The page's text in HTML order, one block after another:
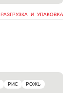
РАЗГРУЗКА И УПАКОВКА
РИС
РОЖЬ